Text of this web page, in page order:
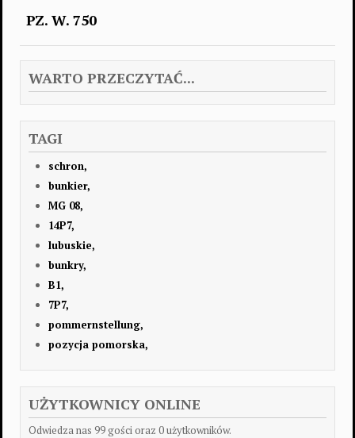
PZ. W. 750
WARTO PRZECZYTAĆ...
TAGI
schron,
bunkier,
MG 08,
14P7,
lubuskie,
bunkry,
B1,
7P7,
pommernstellung,
pozycja pomorska,
UŻYTKOWNICY ONLINE
Odwiedza nas 99 gości oraz 0 użytkowników.